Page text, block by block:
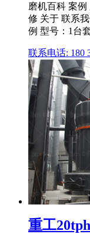
磨机百科 案
修 关于 联系
例 型号：1台
联系电话: 180
重工